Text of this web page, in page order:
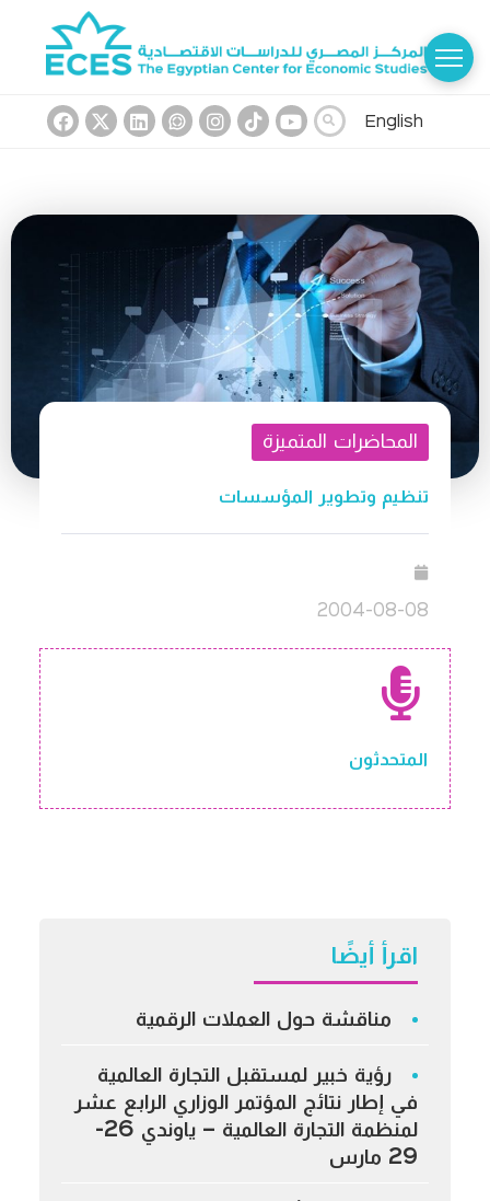
English
المحاضرات المتميزة
تنظيم وتطوير المؤسسات
2004-08-08
المتحدثون
اقرأ أيضًا
مناقشة حول العملات الرقمية
رؤية خبير لمستقبل التجارة العالمية
في إطار نتائج المؤتمر الوزاري الرابع عشر
لمنظمة التجارة العالمية – ياوندي 26-
29 مارس